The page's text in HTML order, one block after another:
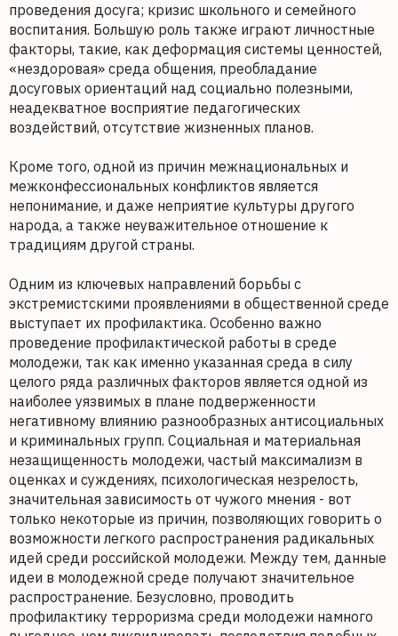
проведения досуга; кризис школьного и семейного
воспитания. Большую роль также играют личностные
факторы, такие, как деформация системы ценностей,
«нездоровая» среда общения, преобладание
досуговых ориентаций над социально полезными,
неадекватное восприятие педагогических
воздействий, отсутствие жизненных планов.
Кроме того, одной из причин межнациональных и
межконфессиональных конфликтов является
непонимание, и даже неприятие культуры другого
народа, а также неуважительное отношение к
традициям другой страны.
Одним из ключевых направлений борьбы с
экстремистскими проявлениями в общественной среде
выступает их профилактика. Особенно важно
проведение профилактической работы в среде
молодежи, так как именно указанная среда в силу
целого ряда различных факторов является одной из
наиболее уязвимых в плане подверженности
негативному влиянию разнообразных антисоциальных
и криминальных групп. Социальная и материальная
незащищенность молодежи, частый максимализм в
оценках и суждениях, психологическая незрелость,
значительная зависимость от чужого мнения - вот
только некоторые из причин, позволяющих говорить о
возможности легкого распространения радикальных
идей среди российской молодежи. Между тем, данные
идеи в молодежной среде получают значительное
распространение. Безусловно, проводить
профилактику терроризма среди молодежи намного